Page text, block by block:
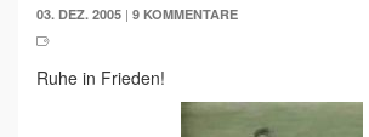
03. DEZ. 2005 | 9 KOMMENTARE
Ruhe in Frieden!